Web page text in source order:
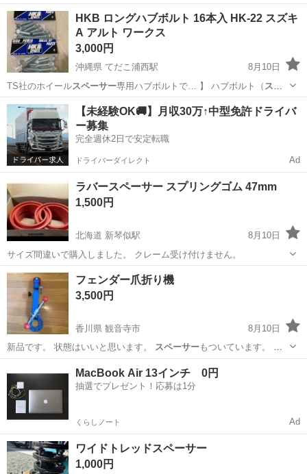
ル *シート…
東京 府中市 クロスバイク
HKB ロングハブボルト 16本入 HK-22 スズキ
A アルト ワークス
3,000円
沖縄県 てだこ浦西駅
8月10日
TS社のホイールスペーサー専用ハブボルトで… 】 ハブボルト（ スペ
ーサーボルト） 【種別… 】 ホイールスペーサー用ハブボルト 【…
沖縄 中頭郡 てだこ浦西駅 アクセサリー
【未経験OK🚚】月収30万↑中型免許ドライバ
ー募集
完全週休2日で安定転職
ドライバーダイレクト Ad
ラバースペーサー スプリングゴム 47mm
1,500円
北海道 新琴似駅
8月10日
サイズ間違いで購入しました。 クレーム受け付けません。
北海道 札幌市 新琴似駅 パーツ
フェンダー爪折り機
3,500円
香川県 観音寺市
8月10日
新品です。 状態はいいと思います。 スペーサーもついています。 よ
ろしくお願いしま…
メンテナンス用品
MacBook Air 13インチ 0円
抽選でプレゼント！応募は1分
くらしノート Ad
ワイドトレッドスペーサー
1,000円